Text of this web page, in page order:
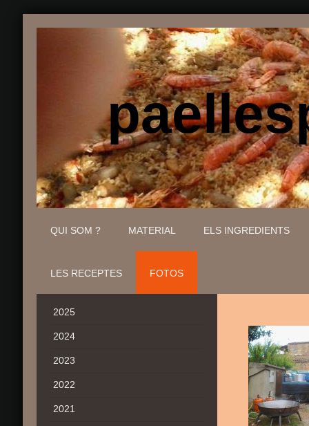
QUI SOM ? MATERIAL ELS INGREDIENTS
LES RECEPTES FOTOS
2025
2024
2023
2022
2021